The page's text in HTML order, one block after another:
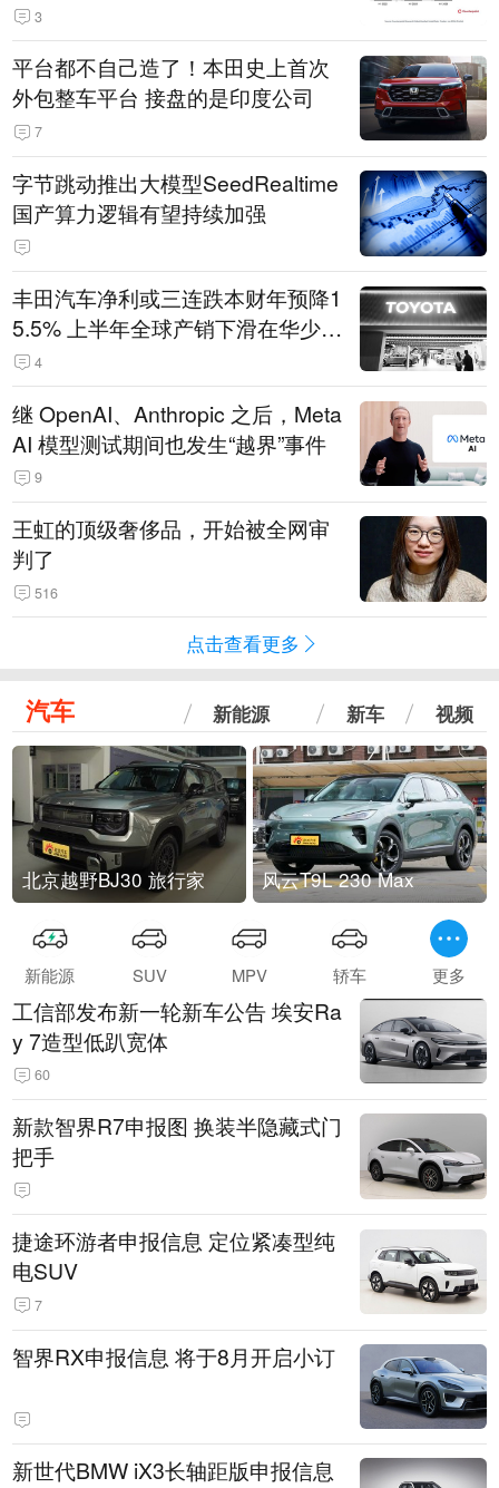
3
平台都不自己造了！本田史上首次
外包整车平台 接盘的是印度公司
7
字节跳动推出大模型SeedRealtime
国产算力逻辑有望持续加强
丰田汽车净利或三连跌本财年预降1
5.5% 上半年全球产销下滑在华少卖
14.3万辆
4
继 OpenAI、Anthropic 之后，Meta
AI 模型测试期间也发生“越界”事件
9
王虹的顶级奢侈品，开始被全网审
判了
516
点击查看更多
汽车 新能源 新车 视频
北京越野BJ30 旅行家 风云T9L 230 Max
新能源 SUV MPV 轿车 更多
工信部发布新一轮新车公告 埃安Ra
y 7造型低趴宽体
60
新款智界R7申报图 换装半隐藏式门
把手
捷途环游者申报信息 定位紧凑型纯
电SUV
7
智界RX申报信息 将于8月开启小订
新世代BMW iX3长轴距版申报信息